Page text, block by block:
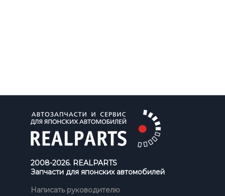
2008-2026. REALPARTS
Запчасти для японских автомобилей
Написать руководителю